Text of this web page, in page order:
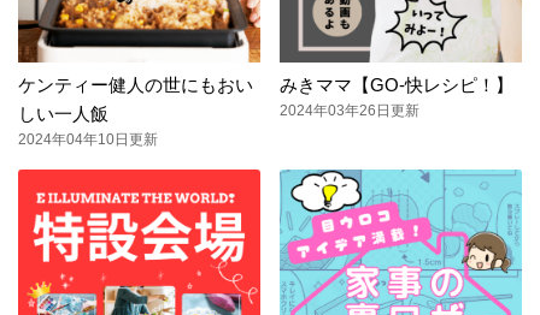
ケンティー健人の世にもおい
しい一人飯
2024年04年10日更新
みきママ【GO-快レシピ！】
2024年03年26日更新